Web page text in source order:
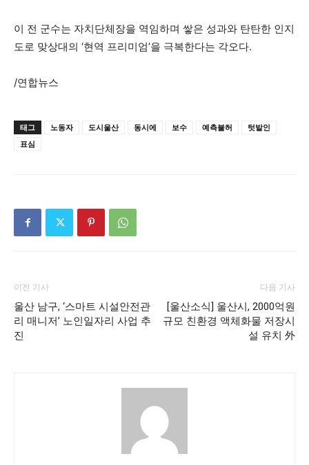
이 전 군수는 자치단체장을 역임하며 쌓은 성과와 탄탄한 인지
도로 맞상대의 ‘현역 프리미엄’을 극복한다는 각오다.
/연합뉴스
태그 노동자 도시울산 동시에 보수 예측불허
텃밭인
표심
이전 기사
울산 남구, ‘스마트 시설안전관
리 매니저’ 노인일자리 사업 추
진
다음 기사
[울산소식] 울산시, 2000억원
규모 친환경 액체화물 저장시
설 유치 外